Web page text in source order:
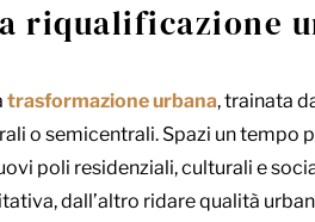
riqualificazione
trasformazione urbana, trainata
o semicentrali. Spazi un tempo
poli residenziali, culturali e
dall’altro ridare qualità